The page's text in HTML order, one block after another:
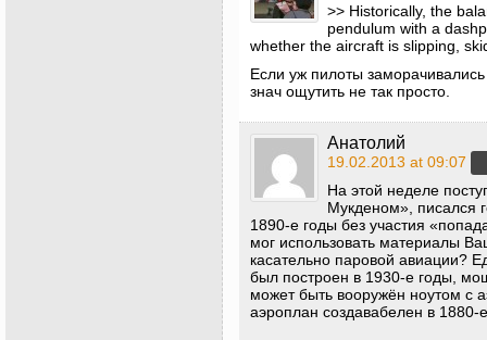
>> Historically, the
pendulum with a
whether the aircraft is slipping,
Если уж пилоты
знач ощутить не так просто.
Анатолий
19.02.2013 at 09:07
На этой неделе
Мукденом», писался
1890-е годы без участия
мог использовать материалы
касательно паровой авиации?
был построен в 1930-е годы,
может быть вооружён ноутом с
аэроплан создавабелен в 1880-